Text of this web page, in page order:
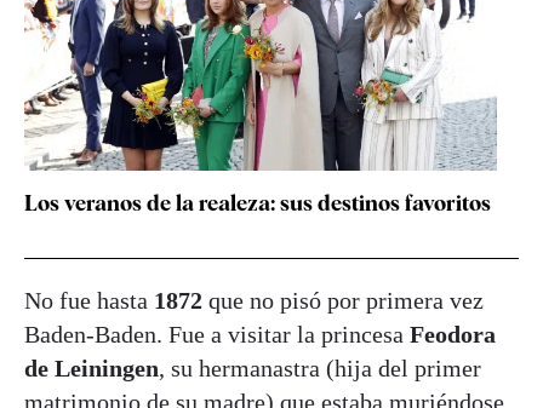
Los veranos de la realeza: sus destinos favoritos
No fue hasta 1872 que no pisó por primera vez
Baden-Baden. Fue a visitar la princesa Feodora
de Leiningen, su hermanastra (hija del primer
matrimonio de su madre) que estaba muriéndose.